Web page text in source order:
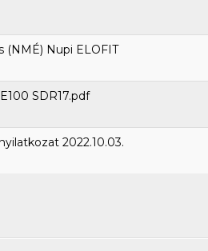
Nupi ELOFIT
SDR17.pdf
2022.10.03.